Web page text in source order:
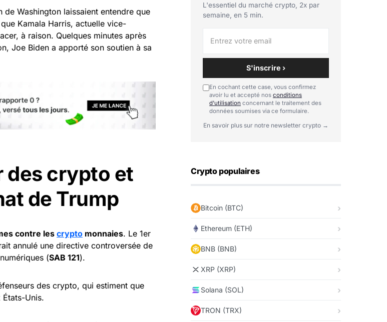
de Washington laissaient entendre que
Kamala Harris, actuelle vice-
à raison. Quelques minutes après
Joe Biden a apporté son soutien à sa
des crypto et
de Trump
contre les crypto monnaies. Le 1er
annulé une directive controversée de
numériques (SAB 121).
des crypto, qui estiment que
Unis.
L'essentiel du marché crypto, 2x par
semaine, en 5 min.
S'inscrire ›
En cochant cette case, vous confirmez
avoir lu et accepté nos conditions
d'utilisation concernant le traitement des
données soumises via ce formulaire.
En savoir plus sur notre newsletter crypto →
Crypto populaires
Bitcoin (BTC)
Ethereum (ETH)
BNB (BNB)
XRP (XRP)
Solana (SOL)
TRON (TRX)